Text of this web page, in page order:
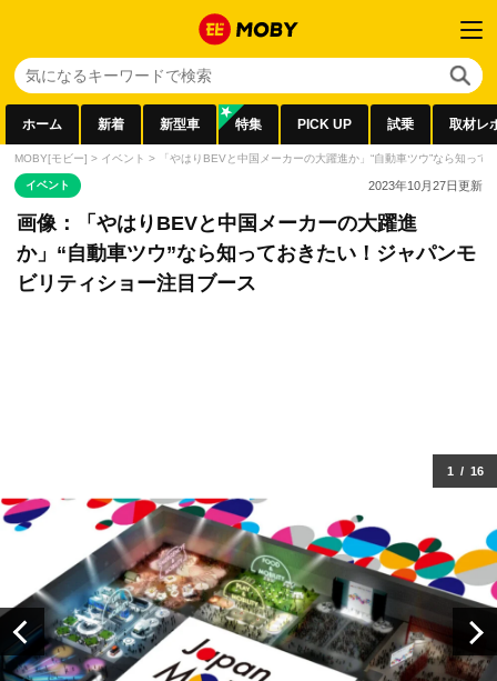
ホーム 新着 新型車 特集 PICK UP 試乗 取材レ
MOBY[モビー] > イベント > 「やはりBEVと中国メーカーの大躍進か」“自動車ツウ”なら知っ
イベント 2023年10月27日更新
画像：「やはりBEVと中国メーカーの大躍進
か」“自動車ツウ”なら知っておきたい！ジャパンモ
ビリティショー注目ブース
1 / 16